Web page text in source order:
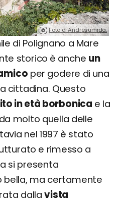
Foto di Andresumida.
di Polignano a Mare
storico è anche un
per godere di una
cittadina. Questo
in età borbonica e la
molto quella delle
nel 1997 è stato
e rimesso a
si presenta
ma certamente
dallavista